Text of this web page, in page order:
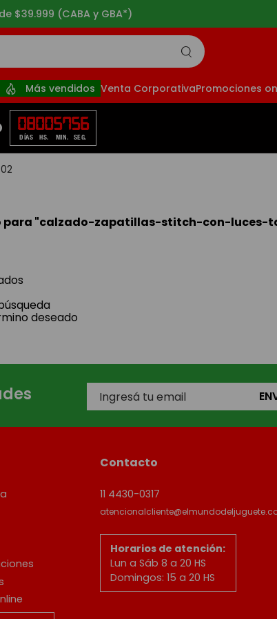
$39.999 (CABA y GBA*)
Más vendidos Venta CorporativaPromociones
08
DÍAS
00
HS.
57
MIN.
56
SEG.
"calzado-zapatillas-stitch-con-luces-
deseado
Contacto
11 4430-0317
Horarios de atención:
Lun a Sáb 8 a 20 HS
Domingos: 15 a 20 HS